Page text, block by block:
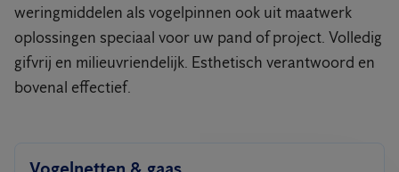
weringmiddelen als vogelpinnen ook uit maatwerk
oplossingen speciaal voor uw pand of project. Volledig
gifvrij en milieuvriendelijk. Esthetisch verantwoord en
bovenal effectief.